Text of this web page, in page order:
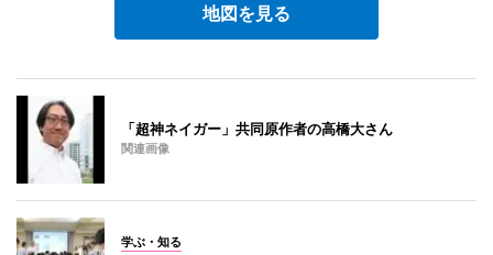
地図を見る
「超神ネイガー」共同原作者の高橋大さん
関連画像
学ぶ・知る